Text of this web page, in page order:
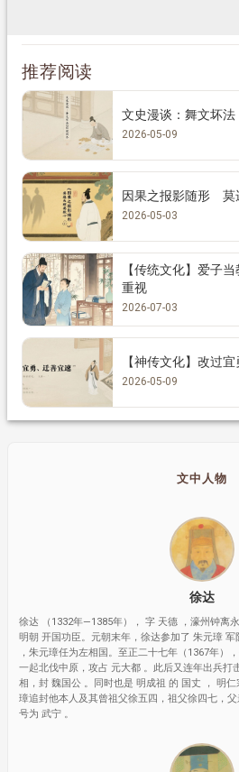
推荐阅读
文史漫谈：舞文坏
2026-05-09
因果之报影随形 莫
2026-05-03
【传统文化】爱子
重视
2026-07-03
【神传文化】改过
2026-05-09
文中人物
徐达
徐达 （1332年—1385年）， 字 天德 ，濠州钟离
明朝 开国功臣。元朝末年，徐达参加了 朱元璋
，朱元璋任为左相国。至正二十七年（1367年）
一起北伐中原，攻占 元大都 。此后又连年出兵打
相，封 魏国公 。同时也是 明成祖 的 国丈 ， 明
璋追封他本人及其曾祖父徐五四，祖父徐四七，
号为 武宁 。